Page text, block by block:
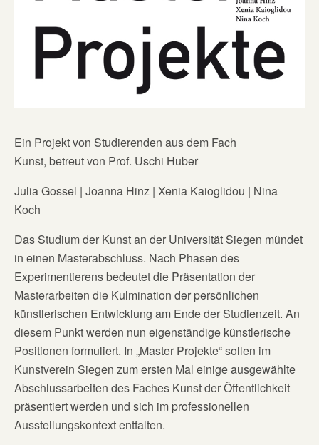
Ein Projekt von Studierenden aus dem Fach
Kunst, betreut von Prof. Uschi Huber
Julia Gossel | Joanna Hinz | Xenia Kaioglidou | Nina
Koch
Das Studium der Kunst an der Universität Siegen mündet
in einen Masterabschluss. Nach Phasen des
Experimentierens bedeutet die Präsentation der
Masterarbeiten die Kulmination der persönlichen
künstlerischen Entwicklung am Ende der Studienzeit. An
diesem Punkt werden nun eigenständige künstlerische
Positionen formuliert. In „Master Projekte“ sollen im
Kunstverein Siegen zum ersten Mal einige ausgewählte
Abschlussarbeiten des Faches Kunst der Öffentlichkeit
präsentiert werden und sich im professionellen
Ausstellungskontext entfalten.